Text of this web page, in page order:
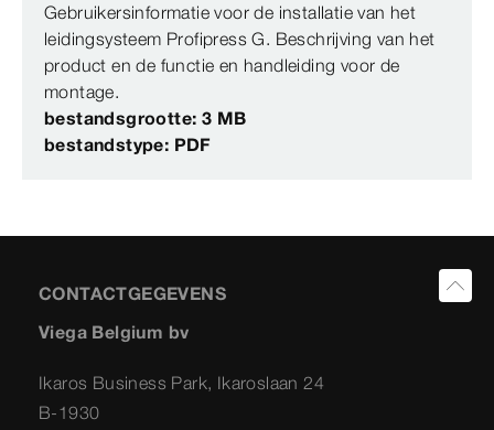
Gebruikersinformatie voor de installatie van het
leidingsysteem Profipress G. Beschrijving van het
product en de functie en handleiding voor de
montage.
bestandsgrootte: 3 MB
bestandstype: PDF
CONTACTGEGEVENS
Viega Belgium bv
Ikaros Business Park, Ikaroslaan 24
B-1930